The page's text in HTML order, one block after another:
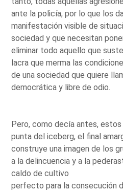
ante la policía, por lo que los
manifestación visible de
sociedad y que necesitan
eliminar todo aquello que
lacra que merma las
de una sociedad que quiere
democrática y libre de odio.
Pero, como decía antes,
punta del iceberg, el final
construye una imagen de los
a la delincuencia y a la
caldo de cultivo
perfecto para la consecución